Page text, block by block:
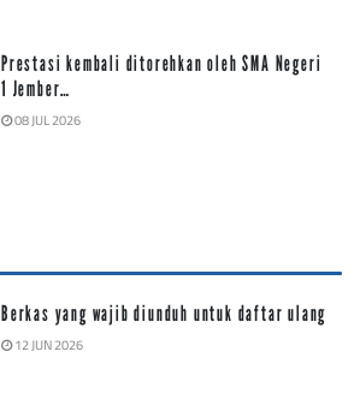
Prestasi kembali ditorehkan oleh SMA Negeri
1 Jember…
08 JUL 2026
Berkas yang wajib diunduh untuk daftar ulang
12 JUN 2026